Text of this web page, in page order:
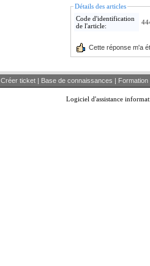
Détails des articles
Code d'identification
de l'article:
Cette réponse m'a
Créer ticket | Base de connaissances |
Logiciel d'assistance